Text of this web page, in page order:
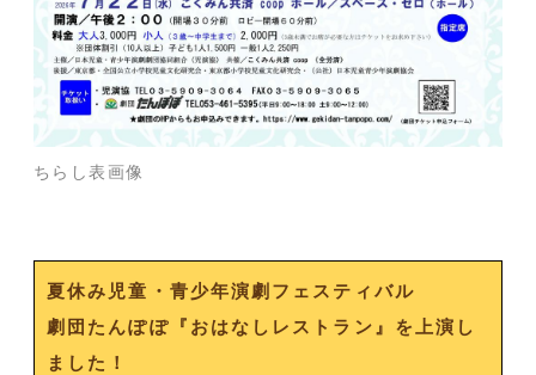
ちらし表画像
夏休み児童・青少年演劇フェスティバル
劇団たんぽぽ 『おはなしレストラン』を上演し
ました！